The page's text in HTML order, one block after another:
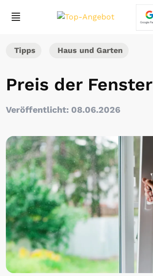
Tipps Haus und Garten
Preis der Fenster
Veröffentlicht: 08.06.2026